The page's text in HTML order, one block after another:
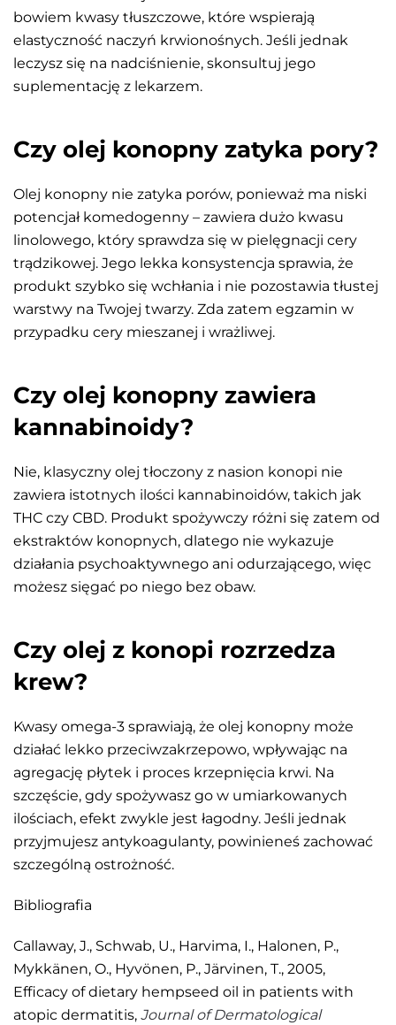
bowiem kwasy tłuszczowe, które wspierają
elastyczność naczyń krwionośnych. Jeśli jednak
leczysz się na nadciśnienie, skonsultuj jego
suplementację z lekarzem.
Czy olej konopny zatyka pory?
Olej konopny nie zatyka porów, ponieważ ma niski
potencjał komedogenny – zawiera dużo kwasu
linolowego, który sprawdza się w pielęgnacji cery
trądzikowej. Jego lekka konsystencja sprawia, że
produkt szybko się wchłania i nie pozostawia tłustej
warstwy na Twojej twarzy. Zda zatem egzamin w
przypadku cery mieszanej i wrażliwej.
Czy olej konopny zawiera
kannabinoidy?
Nie, klasyczny olej tłoczony z nasion konopi nie
zawiera istotnych ilości kannabinoidów, takich jak
THC czy CBD. Produkt spożywczy różni się zatem od
ekstraktów konopnych, dlatego nie wykazuje
działania psychoaktywnego ani odurzającego, więc
możesz sięgać po niego bez obaw.
Czy olej z konopi rozrzedza
krew?
Kwasy omega-3 sprawiają, że olej konopny może
działać lekko przeciwzakrzepowo, wpływając na
agregację płytek i proces krzepnięcia krwi. Na
szczęście, gdy spożywasz go w umiarkowanych
ilościach, efekt zwykle jest łagodny. Jeśli jednak
przyjmujesz antykoagulanty, powinieneś zachować
szczególną ostrożność.
Bibliografia
Callaway, J., Schwab, U., Harvima, I., Halonen, P.,
Mykkänen, O., Hyvönen, P., Järvinen, T., 2005,
Efficacy of dietary hempseed oil in patients with
atopic dermatitis, Journal of Dermatological